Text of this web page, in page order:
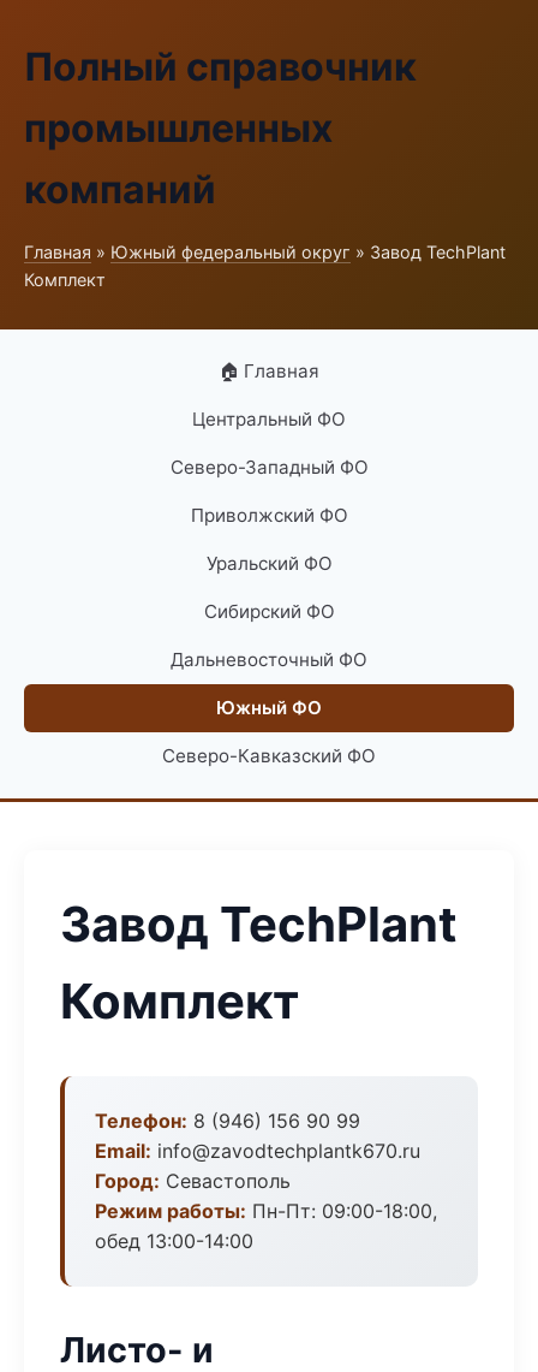
Полный справочник
промышленных
компаний
Главная » Южный федеральный округ » Завод TechPlant
Комплект
🏠 Главная
Центральный ФО
Северо-Западный ФО
Приволжский ФО
Уральский ФО
Сибирский ФО
Дальневосточный ФО
Южный ФО
Северо-Кавказский ФО
Завод TechPlant
Комплект
Телефон: 8 (946) 156 90 99
Email: info@zavodtechplantk670.ru
Город: Севастополь
Режим работы: Пн-Пт: 09:00-18:00,
обед 13:00-14:00
Листо- и